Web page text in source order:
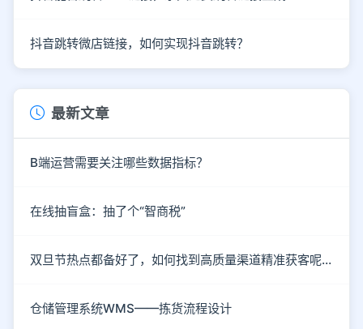
抖音跳转微店链接，如何实现抖音跳转？
最新文章
B端运营需要关注哪些数据指标？
在线抽盲盒：抽了个“智商税”
双旦节热点都备好了，如何找到高质量渠道精准获客呢？
仓储管理系统WMS——拣货流程设计